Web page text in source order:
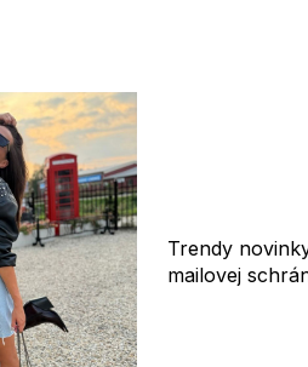
Trendy
mailovej